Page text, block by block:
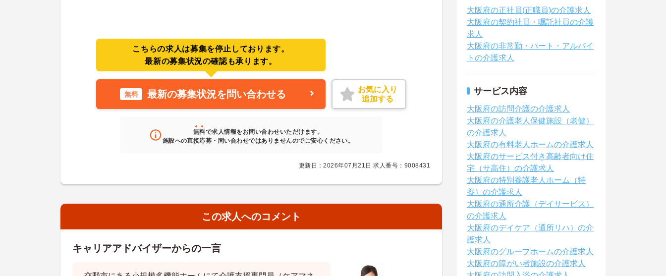
こちらの求人は募集を停止しております。
最新の募集状況の確認も承ります。
無料 最新の募集状況を問い合わせる
お気に入り
追加する
無料で求人情報をお問い合わせいただけます。
施設への直接応募・問い合わせではありませんのでご安心ください。
更新日：2026年07月21日 求人番号：9008431
この求人へのコメント
キャリアアドバイザーからの一言
大阪府の正社員(正職員)の介護求人
大阪府の契約社員・嘱託社員の介護
求人
大阪府の非常勤・パート・アルバイ
トの介護求人
サービス内容
大阪府の訪問介護の介護求人
大阪府の介護老人保健施設（老健）
の介護求人
大阪府の有料老人ホームの介護求人
大阪府のサービス付き高齢者向け住
宅（サ高住）の介護求人
大阪府の特別養護老人ホーム（特
養）の介護求人
大阪府の通所介護（デイサービス）
の介護求人
大阪府のデイケア（通所リハ）の介
護求人
大阪府のグループホームの介護求人
大阪府の障がい者施設の介護求人